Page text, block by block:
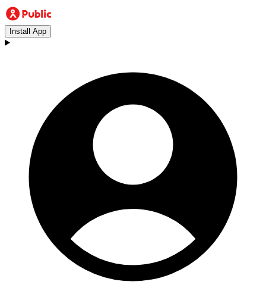
Install App